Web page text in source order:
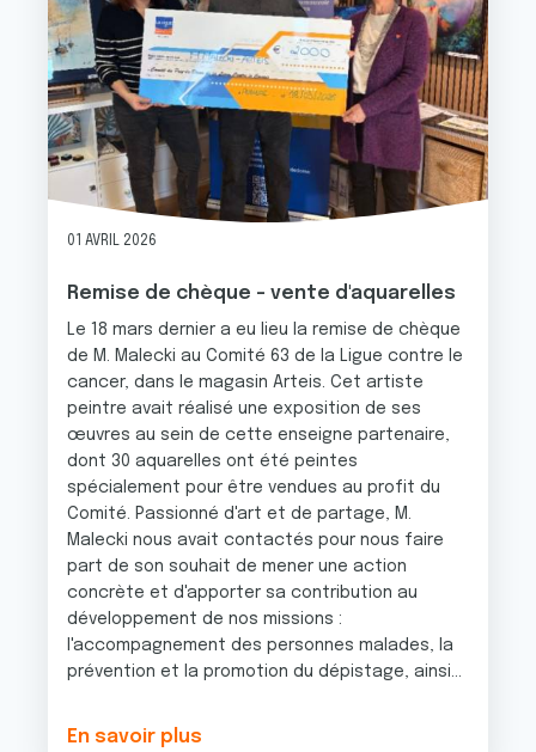
01 AVRIL 2026
Remise de chèque - vente d'aquarelles
Le 18 mars dernier a eu lieu la remise de chèque
de M. Malecki au Comité 63 de la Ligue contre le
cancer, dans le magasin Arteis. Cet artiste
peintre avait réalisé une exposition de ses
œuvres au sein de cette enseigne partenaire,
dont 30 aquarelles ont été peintes
spécialement pour être vendues au profit du
Comité. Passionné d'art et de partage, M.
Malecki nous avait contactés pour nous faire
part de son souhait de mener une action
concrète et d'apporter sa contribution au
développement de nos missions :
l'accompagnement des personnes malades, la
prévention et la promotion du dépistage, ainsi...
En savoir plus